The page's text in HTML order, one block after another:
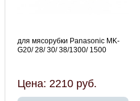
для мясорубки Panasonic MK-
G20/ 28/ 30/ 38/1300/ 1500
Цена: 2210 руб.